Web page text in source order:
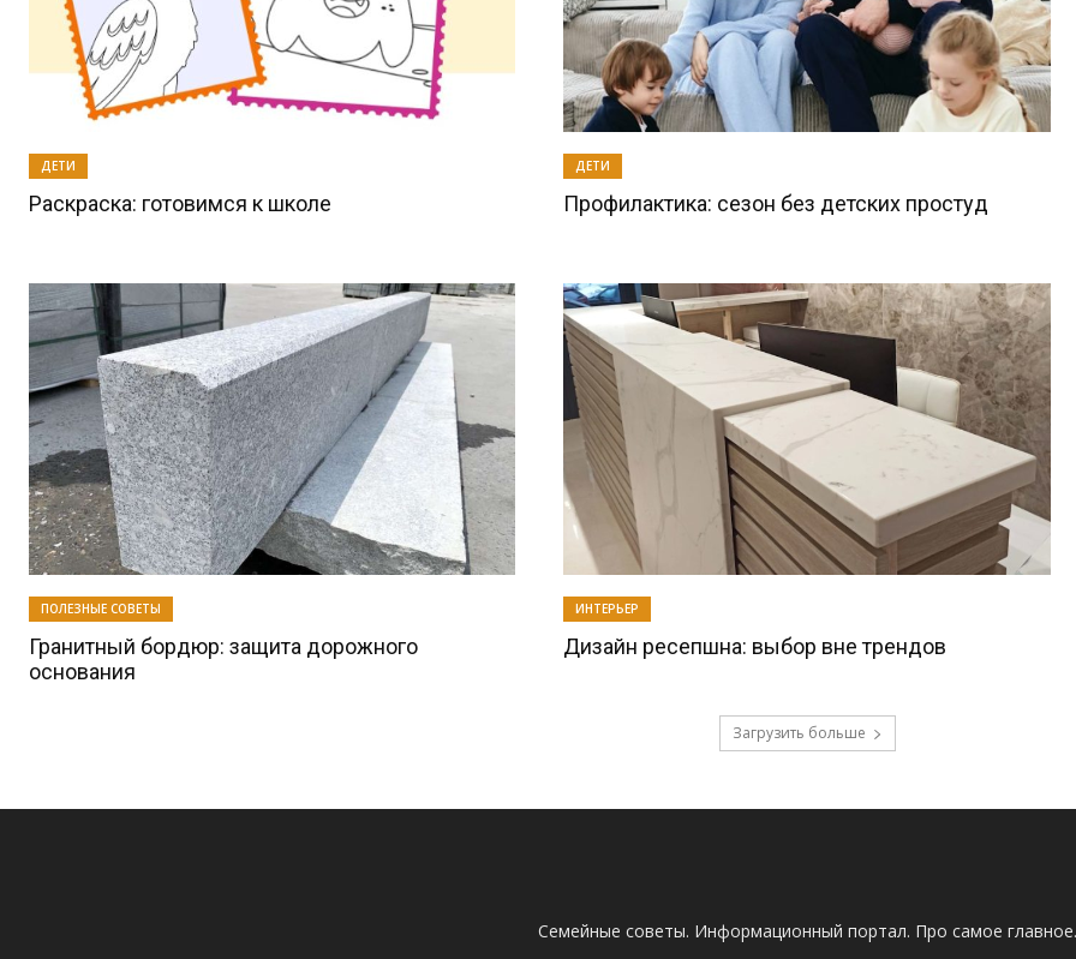
ДЕТИ
Раскраска: готовимся к школе
ДЕТИ
Профилактика: сезон без детских простуд
ПОЛЕЗНЫЕ СОВЕТЫ
Гранитный бордюр: защита дорожного
основания
ИНТЕРЬЕР
Дизайн ресепшна: выбор вне трендов
Загрузить больше
Семейные советы. Информационный портал. Про самое главное.